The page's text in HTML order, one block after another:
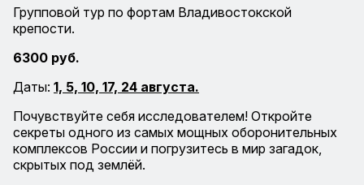
Групповой тур по фортам Владивостокской
крепости.
6300 руб.
Даты: 1, 5, 10, 17, 24 августа.
Почувствуйте себя исследователем! Откройте
секреты одного из самых мощных оборонительных
комплексов России и погрузитесь в мир загадок,
скрытых под землёй.